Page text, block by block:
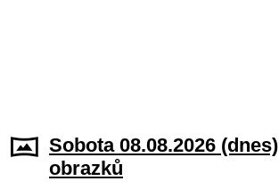
Sobota 08.08.2026 (dnes)
obrazků